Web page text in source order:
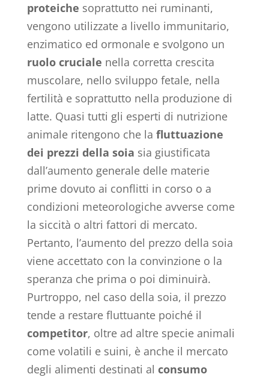
proteiche soprattutto nei ruminanti,
vengono utilizzate a livello immunitario,
enzimatico ed ormonale e svolgono un
ruolo cruciale nella corretta crescita
muscolare, nello sviluppo fetale, nella
fertilità e soprattutto nella produzione di
latte. Quasi tutti gli esperti di nutrizione
animale ritengono che la fluttuazione
dei prezzi della soia sia giustificata
dall’aumento generale delle materie
prime dovuto ai conflitti in corso o a
condizioni meteorologiche avverse come
la siccità o altri fattori di mercato.
Pertanto, l’aumento del prezzo della soia
viene accettato con la convinzione o la
speranza che prima o poi diminuirà.
Purtroppo, nel caso della soia, il prezzo
tende a restare fluttuante poiché il
competitor, oltre ad altre specie animali
come volatili e suini, è anche il mercato
degli alimenti destinati al consumo